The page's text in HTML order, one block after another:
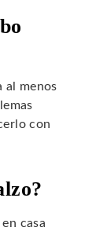
al menos
con
casa